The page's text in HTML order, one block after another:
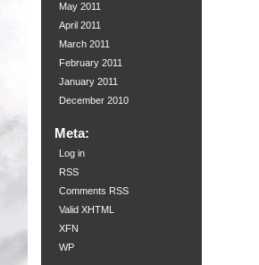
May 2011
April 2011
March 2011
February 2011
January 2011
December 2010
Meta:
Log in
RSS
Comments RSS
Valid XHTML
XFN
WP